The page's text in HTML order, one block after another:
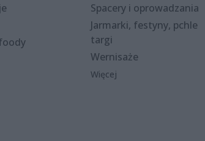
Spacery i oprowadzania
Jarmarki, festyny, pchle
targi
Wernisaże
Więcej